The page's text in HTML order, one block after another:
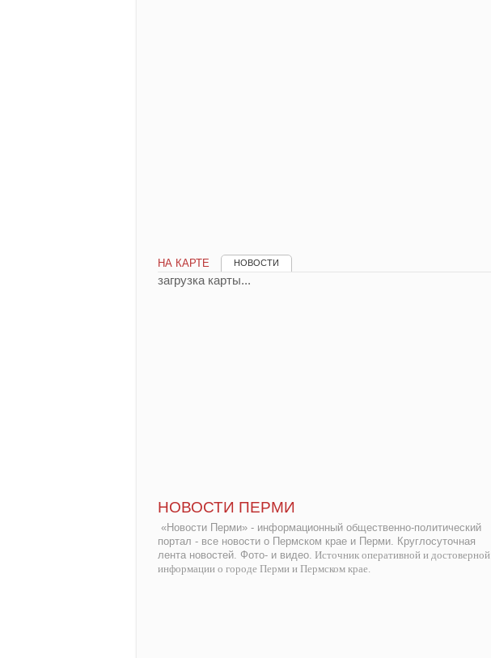
НА КАРТЕ НОВОСТИ
загрузка карты...
НОВОСТИ ПЕРМИ
«Новости Перми» - информационный общественно-политический
портал - все новости о Пермском крае и Перми. Круглосуточная
лента новостей. Фото- и видео. Источник оперативной и достоверной
информации о городе Перми и Пермском крае.